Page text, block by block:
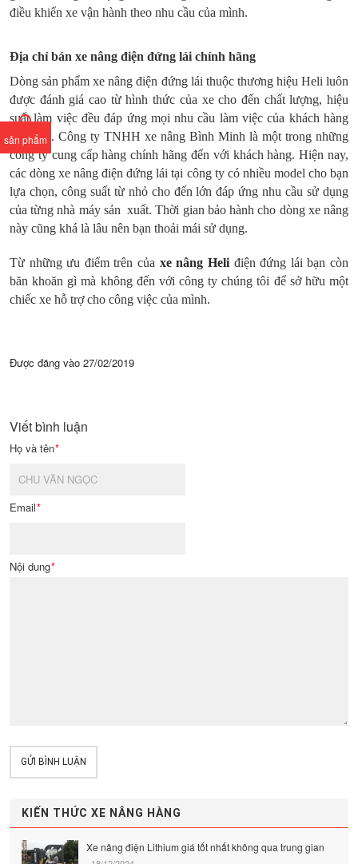
sản phẩm
điều khiển xe vận hành theo nhu cầu của mình.
Địa chỉ bán xe nâng điện đứng lái chính hãng
Dòng sản phẩm xe nâng điện đứng lái thuộc thương hiệu Heli luôn
được đánh giá cao từ hình thức của xe cho đến chất lượng, hiệu
suất làm việc đều đáp ứng mọi nhu cầu làm việc của khách hàng
sử dụng. Công ty TNHH xe nâng Bình Minh là một trong những
công ty cung cấp hàng chính hãng đến với khách hàng. Hiện nay,
các dòng xe nâng điện đứng lái tại công ty có nhiều model cho bạn
lựa chọn, công suất từ nhỏ cho đến lớn đáp ứng nhu cầu sử dụng
của từng nhà máy sản xuất. Thời gian bảo hành cho dòng xe nâng
này cũng khá là lâu nên bạn thoải mái sử dụng.
Từ những ưu điểm trên của xe nâng Heliđiện đứng lái bạn còn
băn khoăn gì mà không đến với công ty chúng tôi để sở hữu một
chiếc xe hỗ trợ cho công việc của mình.
Được đăng vào 27/02/2019
Viết bình luận
Họ và tên*
Email*
Nội dung*
GỬI BÌNH LUẬN
KIẾN THỨC XE NÂNG HÀNG
Xe nâng điện Lithium giá tốt nhất không qua trung gian